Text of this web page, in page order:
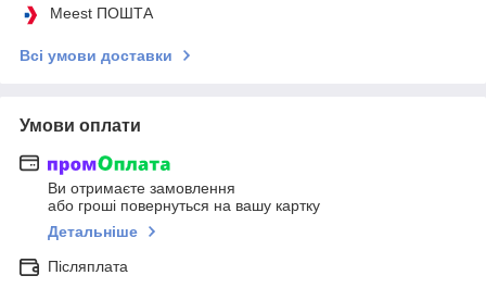
Meest ПОШТА
Всі умови доставки
Умови оплати
Ви отримаєте замовлення
або гроші повернуться на вашу картку
Детальніше
Післяплата